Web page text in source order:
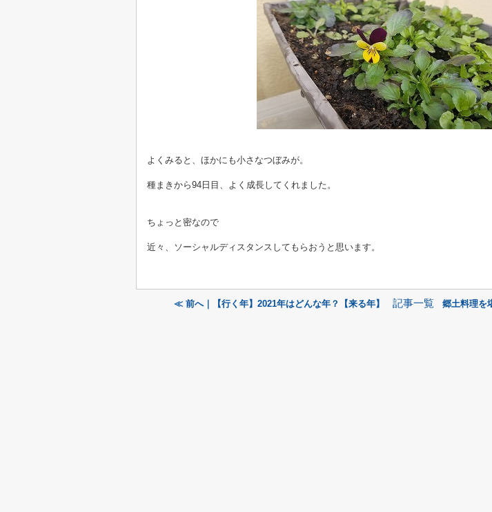
よくみると、ほかにも小さなつぼみが。
種まきから94日目、よく成長してくれました。
ちょっと密なので
近々、ソーシャルディスタンスしてもらおうと思います。
≪ 前へ｜【行く年】2021年はどんな年？【来る年】 記事一覧 郷土料理を